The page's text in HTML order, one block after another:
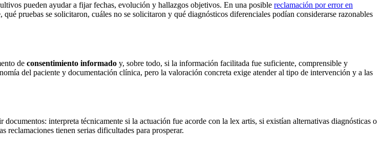
pueden ayudar a fijar fechas, evolución y hallazgos objetivos. En una posible reclamación por error en
pruebas se solicitaron, cuáles no se solicitaron y qué diagnósticos diferenciales podían considerarse razonables
de consentimiento informado y, sobre todo, si la información facilitada fue suficiente, comprensible y
del paciente y documentación clínica, pero la valoración concreta exige atender al tipo de intervención y a las
interpreta técnicamente si la actuación fue acorde con la lex artis, si existían alternativas diagnósticas o
reclamaciones tienen serias dificultades para prosperar.